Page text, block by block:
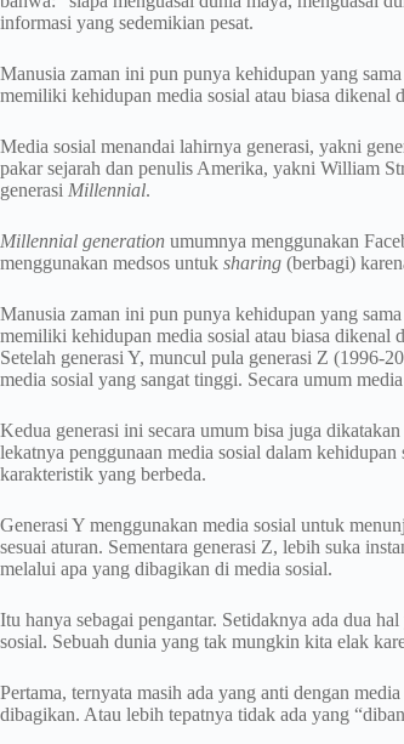
informasi yang sedemikian pesat.
Manusia zaman ini pun punya kehidupan yang
memiliki kehidupan media sosial atau biasa dikenal
Media sosial menandai lahirnya generasi, yakni
pakar sejarah dan penulis Amerika, yakni William
generasi Millennial.
Millennial generation umumnya menggunakan
menggunakan medsos untuk sharing (berbagi)
Manusia zaman ini pun punya kehidupan yang
memiliki kehidupan media sosial atau biasa dikenal
Setelah generasi Y, muncul pula generasi Z (1996-
media sosial yang sangat tinggi. Secara umum
Kedua generasi ini secara umum bisa juga
lekatnya penggunaan media sosial dalam
karakteristik yang berbeda.
Generasi Y menggunakan media sosial untuk
sesuai aturan. Sementara generasi Z, lebih suka
melalui apa yang dibagikan di media sosial.
Itu hanya sebagai pengantar. Setidaknya ada dua
sosial. Sebuah dunia yang tak mungkin kita elak
Pertama, ternyata masih ada yang anti dengan
dibagikan. Atau lebih tepatnya tidak ada yang